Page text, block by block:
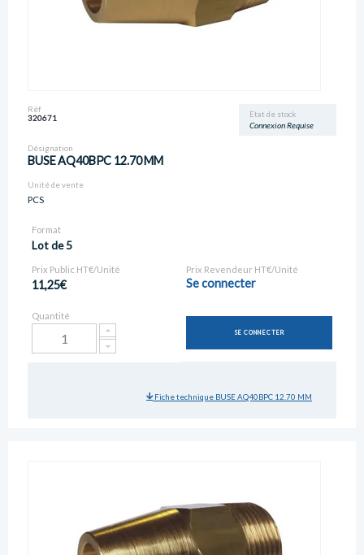
Etat de stock
Connexion Requise
Réf
320671
Désignation
BUSE AQ40BPC 12.70 MM
Unité de vente
PCS
Format
Lot de 5
Prix Public HT€/Unité
11,25€
Prix Revendeur HT€/Unité
Se connecter
Quantité
SE CONNECTER
Fiche technique BUSE AQ40BPC 12.70 MM